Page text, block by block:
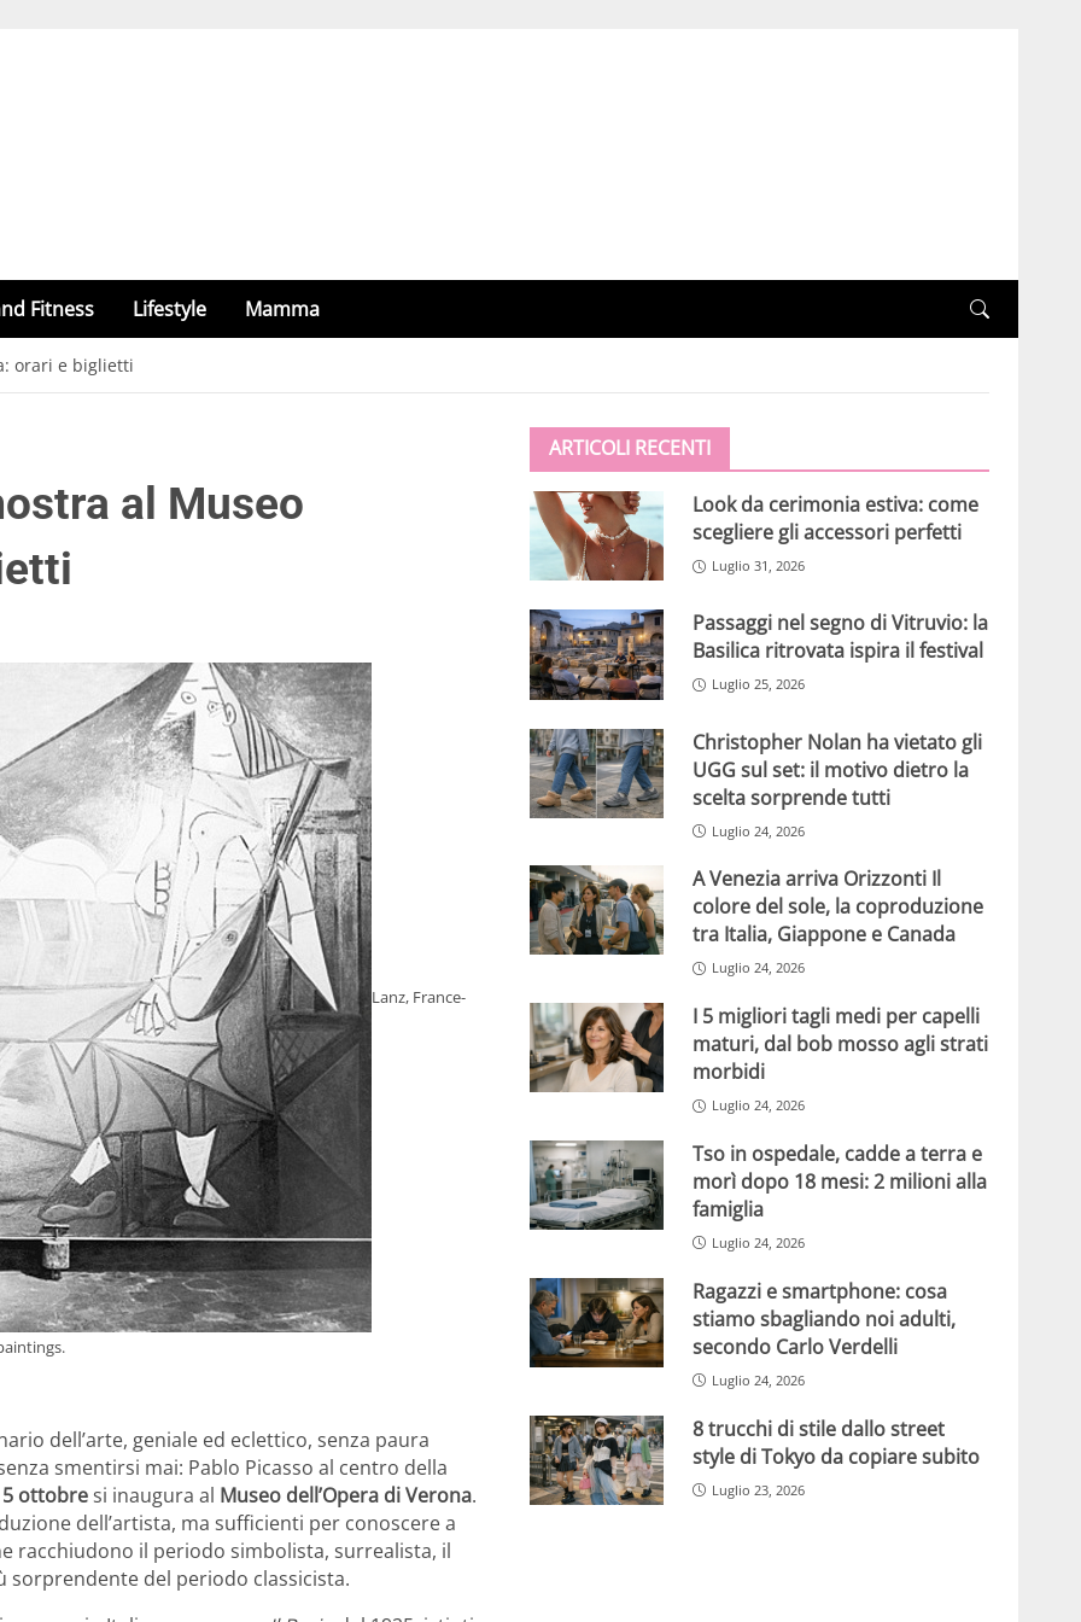
Fitness Lifestyle Mamma
orari e biglietti
al Museo
Lanz, France-
dell’arte, geniale ed eclettico, senza paura
smentirsi mai: Pablo Picasso al centro della
ottobresi inaugura al Museo dell’Opera di Verona.
dell’artista, ma sufficienti per conoscere a
racchiudono il periodo simbolista, surrealista, il
sorprendente del periodo classicista.
ARTICOLI RECENTI
Look da cerimonia estiva: come
scegliere gli accessori perfetti
Luglio 31, 2026
Passaggi nel segno di Vitruvio: la
Basilica ritrovata ispira il festival
Luglio 25, 2026
Christopher Nolan ha vietato gli
UGG sul set: il motivo dietro la
scelta sorprende tutti
Luglio 24, 2026
A Venezia arriva Orizzonti Il
colore del sole, la coproduzione
tra Italia, Giappone e Canada
Luglio 24, 2026
I 5 migliori tagli medi per capelli
maturi, dal bob mosso agli strati
morbidi
Luglio 24, 2026
Tso in ospedale, cadde a terra e
morì dopo 18 mesi: 2 milioni alla
famiglia
Luglio 24, 2026
Ragazzi e smartphone: cosa
stiamo sbagliando noi adulti,
secondo Carlo Verdelli
Luglio 24, 2026
8 trucchi di stile dallo street
style di Tokyo da copiare subito
Luglio 23, 2026